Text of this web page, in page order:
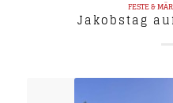
FESTE &
Jakobstag